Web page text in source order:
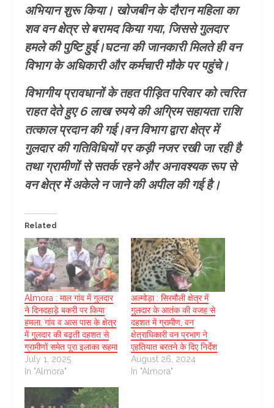
अभियान शुरू किया। खोजबीन के दौरान महिला का
शव वन क्षेत्र से बरामद किया गया, जिससे गुलदार
हमले की पुष्टि हुई।घटना की जानकारी मिलते ही वन
विभाग के अधिकारी और कर्मचारी मौके पर पहुंचे।
विभागीय प्रावधानों के तहत पीड़ित परिवार को त्वरित
राहत देते हुए 6 लाख रुपये की अग्रिम सहायता राशि
तत्काल प्रदान की गई।वन विभाग द्वारा क्षेत्र में
गुलदार की गतिविधियों पर कड़ी नजर रखी जा रही है
तथा ग्रामीणों से सतर्क रहने और अनावश्यक रूप से
वन क्षेत्र में अकेले न जाने की अपील की गई है।
Related
Almora : माल गांव में गुलदार
ने दिनदहाड़े बकरी पर किया
हमला, गांव व आस पास के क्षेत्र
में गुलदार की बढ़ती दहशत से
ग्रामीणों समेत पूरा इलाका सहमा
July 1, 2025
In "Almora"
अल्मोड़ा : सिरमौली क्षेत्र में
गुलदार के आतंक की वजह से
दहशत में ग्रामीण, वन
क्षेत्राधिकारी वन प्रभाग ने
एहतियात बरतने के दिए निर्देश
August 26, 2024
In "Almora"